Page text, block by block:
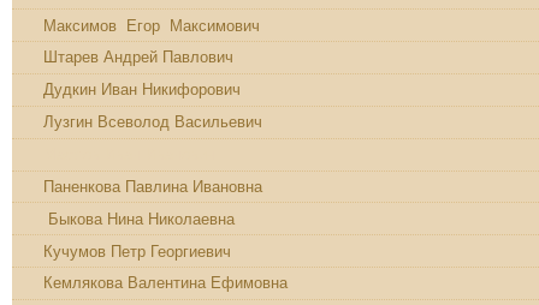
Максимов Егор Максимович
Штарев Андрей Павлович
Дудкин Иван Никифорович
Лузгин Всеволод Васильевич
Паненкова Павлина Ивановна
Быкова Нина Николаевна
Кучумов Петр Георгиевич
Кемлякова Валентина Ефимовна